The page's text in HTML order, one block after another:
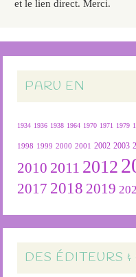
et le lien direct. Merci.
PARU EN
1934 1936 1938 1964 1970 1971 1979
1998 1999 2000 2001 2002 2003
2010 2011 2012
2017 2018 2019
DES ÉDITEURS